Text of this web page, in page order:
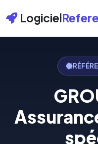
Logiciel